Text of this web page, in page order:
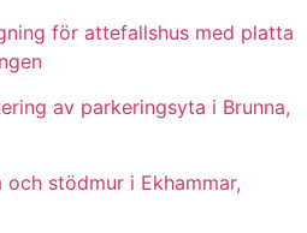
för attefallshus med platta
av parkeringsyta i Brunna,
stödmur i Ekhammar,